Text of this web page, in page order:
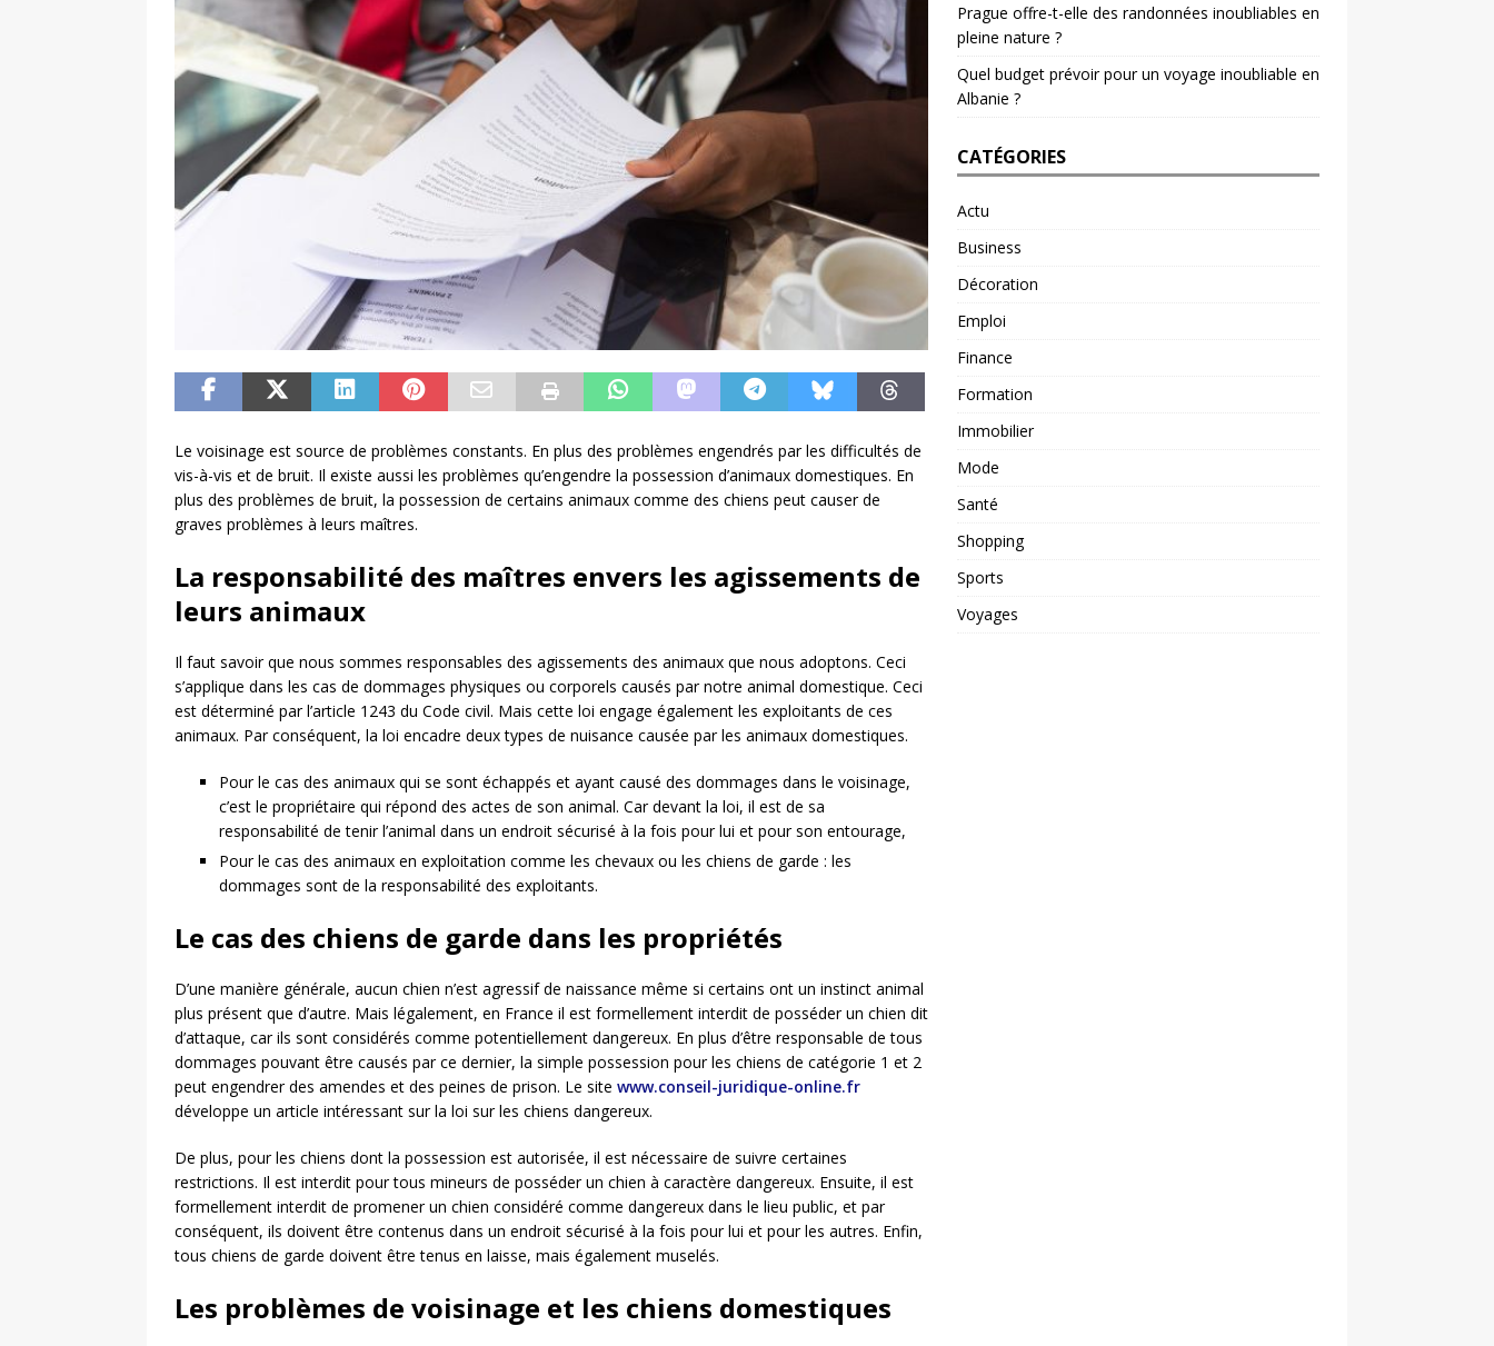
Le voisinage est source de problèmes constants. En plus des problèmes engendrés par les difficultés de
vis-à-vis et de bruit. Il existe aussi les problèmes qu’engendre la possession d’animaux domestiques. En
plus des problèmes de bruit, la possession de certains animaux comme des chiens peut causer de
graves problèmes à leurs maîtres.
La responsabilité des maîtres envers les agissements de
leurs animaux
Il faut savoir que nous sommes responsables des agissements des animaux que nous adoptons. Ceci
s’applique dans les cas de dommages physiques ou corporels causés par notre animal domestique. Ceci
est déterminé par l’article 1243 du Code civil. Mais cette loi engage également les exploitants de ces
animaux. Par conséquent, la loi encadre deux types de nuisance causée par les animaux domestiques.
Pour le cas des animaux qui se sont échappés et ayant causé des dommages dans le voisinage,
c’est le propriétaire qui répond des actes de son animal. Car devant la loi, il est de sa
responsabilité de tenir l’animal dans un endroit sécurisé à la fois pour lui et pour son entourage,
Pour le cas des animaux en exploitation comme les chevaux ou les chiens de garde : les
dommages sont de la responsabilité des exploitants.
Le cas des chiens de garde dans les propriétés
D’une manière générale, aucun chien n’est agressif de naissance même si certains ont un instinct animal
plus présent que d’autre. Mais légalement, en France il est formellement interdit de posséder un chien dit
d’attaque, car ils sont considérés comme potentiellement dangereux. En plus d’être responsable de tous
dommages pouvant être causés par ce dernier, la simple possession pour les chiens de catégorie 1 et 2
peut engendrer des amendes et des peines de prison. Le site www.conseil-juridique-online.fr
développe un article intéressant sur la loi sur les chiens dangereux.
De plus, pour les chiens dont la possession est autorisée, il est nécessaire de suivre certaines
restrictions. Il est interdit pour tous mineurs de posséder un chien à caractère dangereux. Ensuite, il est
formellement interdit de promener un chien considéré comme dangereux dans le lieu public, et par
conséquent, ils doivent être contenus dans un endroit sécurisé à la fois pour lui et pour les autres. Enfin,
tous chiens de garde doivent être tenus en laisse, mais également muselés.
Les problèmes de voisinage et les chiens domestiques
Prague offre-t-elle des randonnées inoubliables en
pleine nature ?
Quel budget prévoir pour un voyage inoubliable en
Albanie ?
CATÉGORIES
Actu
Business
Décoration
Emploi
Finance
Formation
Immobilier
Mode
Santé
Shopping
Sports
Voyages